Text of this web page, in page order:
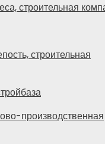
строительная
строительная
производственная